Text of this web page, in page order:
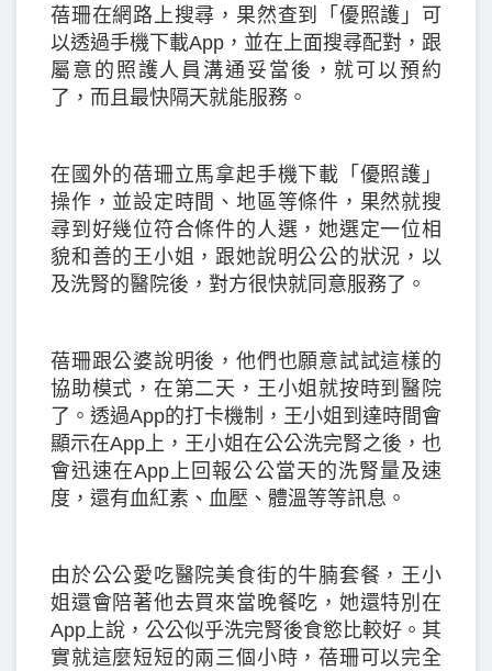
蓓珊在網路上搜尋，果然查到「優照護」可
以透過手機下載App，並在上面搜尋配對，跟
屬意的照護人員溝通妥當後，就可以預約
了，而且最快隔天就能服務。
在國外的蓓珊立馬拿起手機下載「優照護」
操作，並設定時間、地區等條件，果然就搜
尋到好幾位符合條件的人選，她選定一位相
貌和善的王小姐，跟她說明公公的狀況，以
及洗腎的醫院後，對方很快就同意服務了。
蓓珊跟公婆說明後，他們也願意試試這樣的
協助模式，在第二天，王小姐就按時到醫院
了。透過App的打卡機制，王小姐到達時間會
顯示在App上，王小姐在公公洗完腎之後，也
會迅速在App上回報公公當天的洗腎量及速
度，還有血紅素、血壓、體溫等等訊息。
由於公公愛吃醫院美食街的牛腩套餐，王小
姐還會陪著他去買來當晚餐吃，她還特別在
App上說，公公似乎洗完腎後食慾比較好。其
實就這麼短短的兩三個小時，蓓珊可以完全